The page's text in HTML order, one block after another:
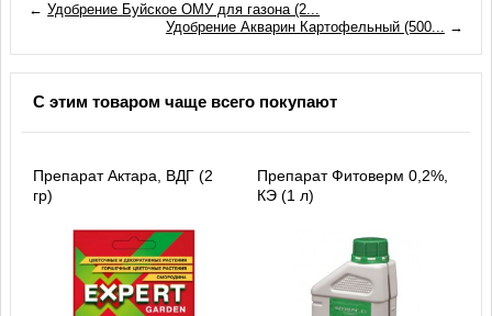
←Удобрение Буйское ОМУ для газона (2...
Удобрение Акварин Картофельный (500... →
С этим товаром чаще всего покупают
Препарат Актара, ВДГ (2
гр)
Препарат Фитоверм 0,2%,
КЭ (1 л)